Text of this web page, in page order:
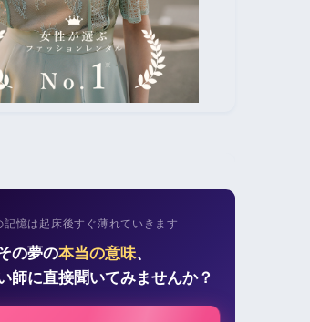
記憶は起床後すぐ薄れていきます
の夢の本当の意味、
師に直接聞いてみませんか？